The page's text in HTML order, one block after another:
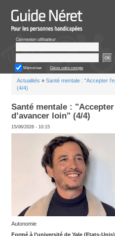
contenu
Connexion utilisateur
Vous
êtes
ici
Actualités » Santé mentale :
(4/4)
Santé mentale :
d’avancer loin" (4/4)
15/06/2026 - 10:15